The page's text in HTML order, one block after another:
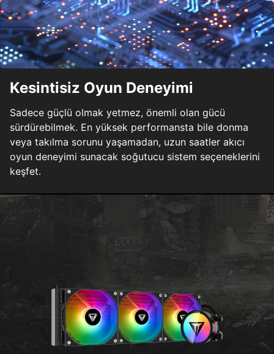
Kesintisiz Oyun Deneyimi
Sadece güçlü olmak yetmez, önemli olan gücü
sürdürebilmek. En yüksek performansta bile donma
veya takılma sorunu yaşamadan, uzun saatler akıcı
oyun deneyimi sunacak soğutucu sistem seçeneklerini
keşfet.